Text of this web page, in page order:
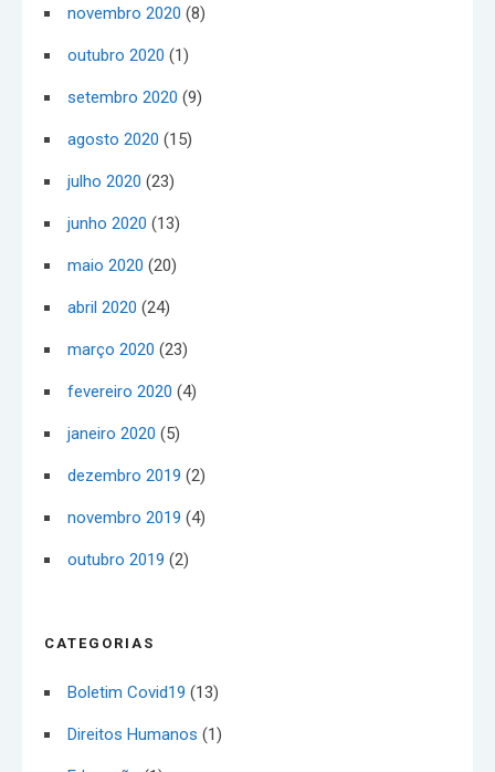
novembro 2020 (8)
outubro 2020 (1)
setembro 2020 (9)
agosto 2020 (15)
julho 2020 (23)
junho 2020 (13)
maio 2020 (20)
abril 2020 (24)
março 2020 (23)
fevereiro 2020 (4)
janeiro 2020 (5)
dezembro 2019 (2)
novembro 2019 (4)
outubro 2019 (2)
CATEGORIAS
Boletim Covid19 (13)
Direitos Humanos (1)